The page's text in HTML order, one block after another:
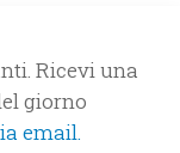
Ricevi una
giorno
email.